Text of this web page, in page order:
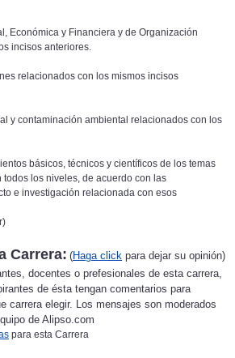
Económica y Financiera y de Organización
incisos anteriores.
relacionados con los mismos incisos
y contaminación ambiental relacionados con los
básicos, técnicos y científicos de los temas
los niveles, de acuerdo con las
e investigación relacionada con esos
Carrera: (Haga click para dejar su opinión)
docentes o prefesionales de esta carrera,
de ésta tengan comentarios para
carrera elegir. Los mensajes son moderados
de Alipso.com
para esta Carrera